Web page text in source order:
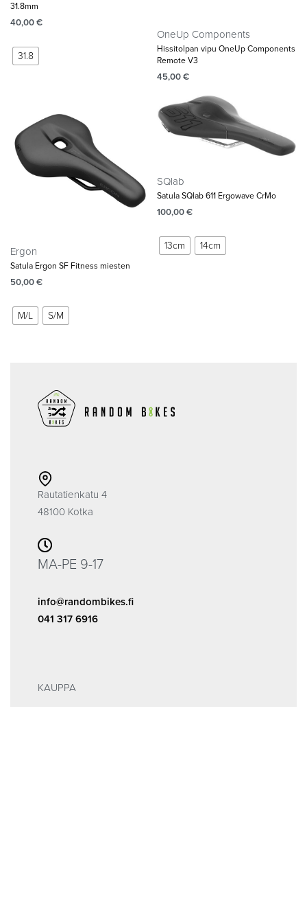
31.8mm
40,00€
31.8
OneUp Components
Hissitolpan vipu OneUp Components
Remote V3
45,00€
Ergon
Satula Ergon SF Fitness miesten
50,00€
M/L S/M
SQlab
Satula SQlab 611 Ergowave CrMo
100,00€
13cm 14cm
Rautatienkatu 4
48100 Kotka
MA-PE 9-17
info@randombikes.fi
041 317 6916
KAUPPA